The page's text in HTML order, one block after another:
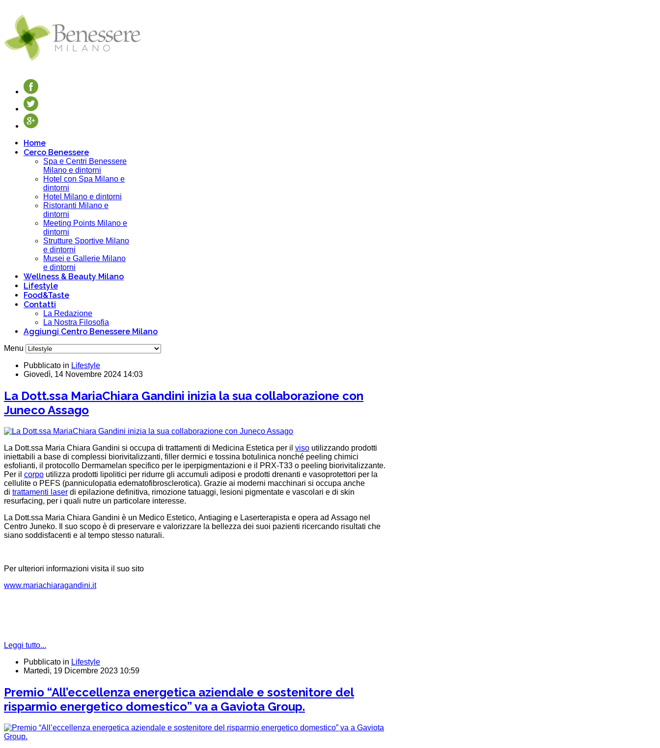
Home
Cerco Benessere
Spa e Centri Benessere
Milano e dintorni
Hotel con Spa Milano e
dintorni
Hotel Milano e dintorni
Ristoranti Milano e
dintorni
Meeting Points Milano e
dintorni
Strutture Sportive Milano
e dintorni
Musei e Gallerie Milano
e dintorni
Wellness & Beauty Milano
Lifestyle
Food&Taste
Contatti
La Redazione
La Nostra Filosofia
Aggiungi Centro Benessere Milano
Menu
Pubblicato in Lifestyle
Giovedì, 14 Novembre 2024 14:03
La Dott.ssa MariaChiara Gandini inizia la sua collaborazione con
Juneco Assago
La Dott.ssa Maria Chiara Gandini si occupa di trattamenti di Medicina Estetica per il viso utilizzando prodotti
iniettabili a base di complessi biorivitalizzanti, filler dermici e tossina botulinica nonché peeling chimici
esfolianti, il protocollo Dermamelan specifico per le iperpigmentazioni e il PRX-T33 o peeling biorivitalizzante.
Per il corpo utilizza prodotti lipolitici per ridurre gli accumuli adiposi e prodotti drenanti e vasoprotettori per la
cellulite o PEFS (panniculopatia edematofibrosclerotica). Grazie ai moderni macchinari si occupa anche
di trattamenti laser di epilazione definitiva, rimozione tatuaggi, lesioni pigmentate e vascolari e di skin
resurfacing, per i quali nutre un particolare interesse.
La Dott.ssa Maria Chiara Gandini è un Medico Estetico, Antiaging e Laserterapista e opera ad Assago nel
Centro Juneko. Il suo scopo è di preservare e valorizzare la bellezza dei suoi pazienti ricercando risultati che
siano soddisfacenti e al tempo stesso naturali.
Per ulteriori informazioni visita il suo sito
www.mariachiaragandini.it
Leggi tutto...
Pubblicato in Lifestyle
Martedì, 19 Dicembre 2023 10:59
Premio “All’eccellenza energetica aziendale e sostenitore del
risparmio energetico domestico” va a Gaviota Group.